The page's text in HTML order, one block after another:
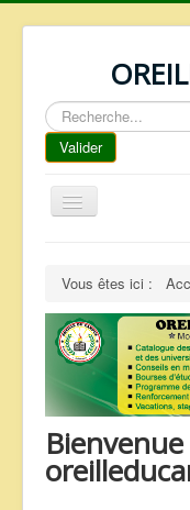
Rechercher
Valider
Basculer
la
REPERTOIRE
QUI SOMMES
NOS SERVICES
FAQ
CONTACTS
Vous êtes ici :